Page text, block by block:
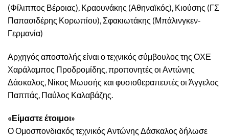
(Φίλιππος Βέροιας), Κραουνάκης (Αθηναϊκός), Κιούσης (ΓΣ
Παπασιδέρης Κορωπίου), Σφακιωτάκης (Μπάλινγκεν-
Γερμανία)
Αρχηγός αποστολής είναι ο τεχνικός σύμβουλος της ΟΧΕ
Χαράλαμπος Προδρομίδης, προπονητές οι Αντώνης
Δάσκαλος, Νίκος Μωυσής και φυσιοθεραπευτές οι Άγγελος
Παππάς, Παύλος Καλαβάζης.
«Είμαστε έτοιμοι»
Ο Ομοσπονδιακός τεχνικός Αντώνης Δάσκαλος δήλωσε